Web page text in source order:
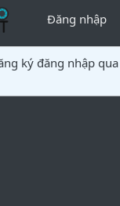
Đăng nhập
ký đăng nhập